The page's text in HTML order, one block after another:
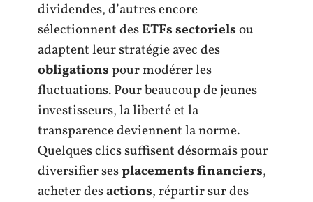
dividendes, d’autres encore
sélectionnent desETFs sectorielsou
adaptent leur stratégie avec des
obligationspour modérer les
fluctuations. Pour beaucoup de jeunes
investisseurs, la liberté et la
transparence deviennent la norme.
Quelques clics suffisent désormais pour
diversifier sesplacements financiers,
acheter desactions, répartir sur des